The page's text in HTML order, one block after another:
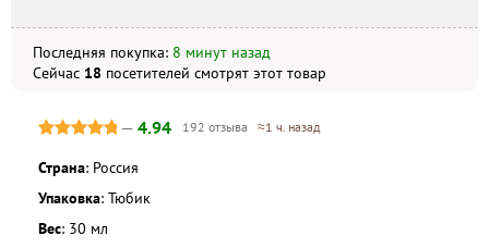
Последняя покупка: 8 минут назад
Сейчас 18 посетителей смотрят этот товар
— 4.94 192 отзыва ≈1 ч. назад
Страна: Россия
Упаковка: Тюбик
Вес: 30 мл